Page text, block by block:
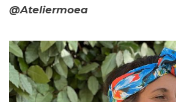
@Ateliermoea